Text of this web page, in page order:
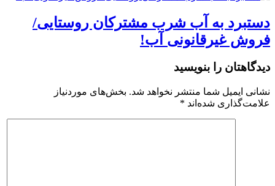
دستبرد به آب شرب مشترکان روستایی/
فروش غیرقانونی آب!
دیدگاهتان را بنویسید
نشانی ایمیل شما منتشر نخواهد شد. بخش‌های موردنیاز
علامت‌گذاری شده‌اند *